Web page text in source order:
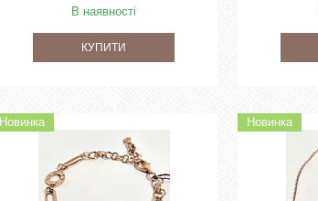
В наявності
КУПИТИ
Новинка Новинка